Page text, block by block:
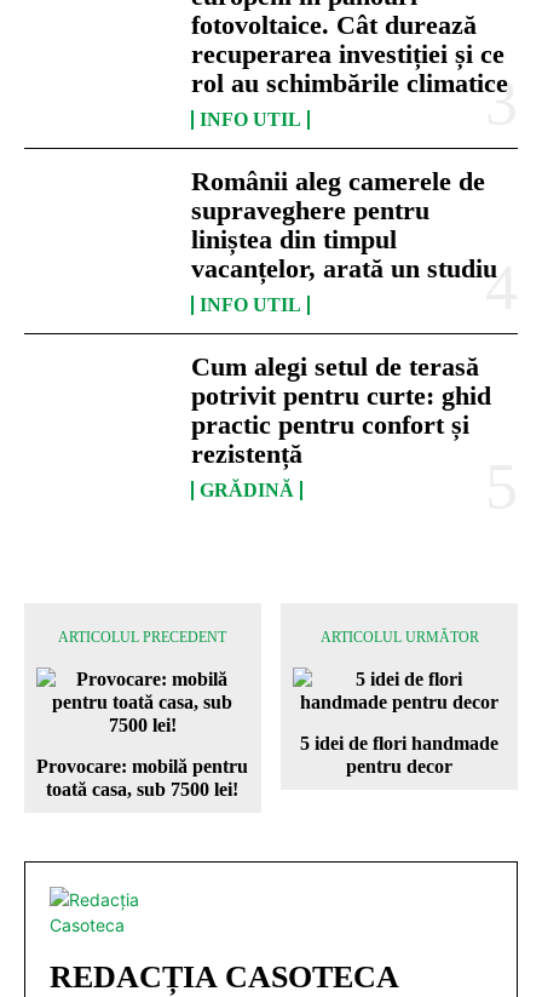
fotovoltaice. Cât durează
recuperarea investiției și ce
rol au schimbările climatice
INFO UTIL
Românii aleg camerele de
supraveghere pentru
liniștea din timpul
vacanțelor, arată un studiu
INFO UTIL
Cum alegi setul de terasă
potrivit pentru curte: ghid
practic pentru confort și
rezistență
GRĂDINĂ
ARTICOLUL PRECEDENT
Provocare: mobilă pentru
toată casa, sub 7500 lei!
ARTICOLUL URMĂTOR
5 idei de flori handmade
pentru decor
REDACȚIA CASOTECA